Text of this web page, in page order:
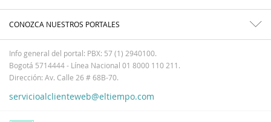
CONOZCA NUESTROS PORTALES
Info general del portal: PBX: 57 (1) 2940100.
Bogotá 5714444 - Línea Nacional 01 8000 110 211.
Dirección: Av. Calle 26 # 68B-70.
servicioalclienteweb@eltiempo.com